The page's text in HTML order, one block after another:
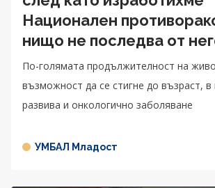
Национален
нищо не последва от
По-голямата продължителност на
възможност да се стигне до възраст, в
развива и онкологично заболяване
УМБАЛ Младост